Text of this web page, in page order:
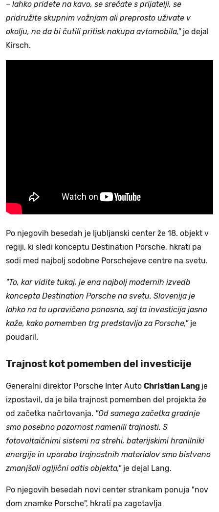
– lahko pridete na kavo, se srečate s prijatelji, se
pridružite skupnim vožnjam ali preprosto uživate v
okolju, ne da bi čutili pritisk nakupa avtomobila,"je dejal
Kirsch.
Po njegovih besedah je ljubljanski center že 18. objekt v
regiji, ki sledi konceptu Destination Porsche, hkrati pa
sodi med najbolj sodobne Porschejeve centre na svetu.
"To, kar vidite tukaj, je ena najbolj modernih izvedb
koncepta Destination Porsche na svetu. Slovenija je
lahko na to upravičeno ponosna, saj ta investicija jasno
kaže, kako pomemben trg predstavlja za Porsche,"je
poudaril.
Trajnost kot pomemben del investicije
Generalni direktor Porsche Inter Auto Christian Lang je
izpostavil, da je bila trajnost pomemben del projekta že
od začetka načrtovanja. "Od samega začetka gradnje
smo posebno pozornost namenili trajnosti. S
fotovoltaičnimi sistemi na strehi, baterijskimi hranilniki
energije in uporabo trajnostnih materialov smo bistveno
zmanjšali ogljični odtis objekta," je dejal Lang.
Po njegovih besedah novi center strankam ponuja "nov
dom znamke Porsche", hkrati pa zagotavlja